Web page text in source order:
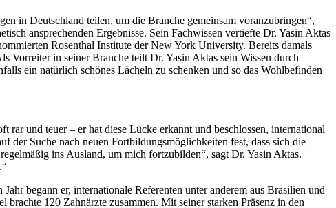
in Deutschland teilen, um die Branche gemeinsam voranzubringen“,
ansprechenden Ergebnisse. Sein Fachwissen vertiefte Dr. Yasin Aktas
Rosenthal Institute der New York University. Bereits damals
Vorreiter in seiner Branche teilt Dr. Yasin Aktas sein Wissen durch
ein natürlich schönes Lächeln zu schenken und so das Wohlbefinden
und teuer – er hat diese Lücke erkannt und beschlossen, international
der Suche nach neuen Fortbildungsmöglichkeiten fest, dass sich die
ins Ausland, um mich fortzubilden“, sagt Dr. Yasin Aktas.
begann er, internationale Referenten unter anderem aus Brasilien und
120 Zahnärzte zusammen. Mit seiner starken Präsenz in den